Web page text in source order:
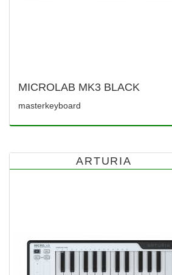
MICROLAB MK3 BLACK
masterkeyboard
ARTURIA